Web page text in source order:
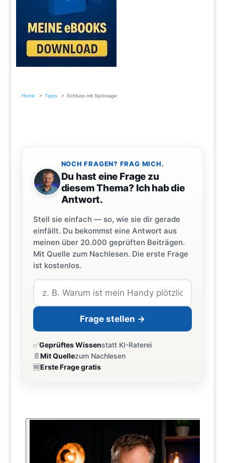
Home Tipps Schluss mit Spionage
NOCH FRAGEN? FRAG MICH.
Du hast eine Frage zu
diesem Thema? Ich hab die
Antwort.
Stell sie einfach — so, wie sie dir gerade
einfällt. Du bekommst eine Antwort aus
meinen über 20.000 geprüften Beiträgen.
Mit Quelle zum Nachlesen. Die erste Frage
ist kostenlos.
Frage stellen →
✅Geprüftes Wissenstatt KI-Raterei
📄Mit Quellezum Nachlesen
🆓Erste Frage gratis